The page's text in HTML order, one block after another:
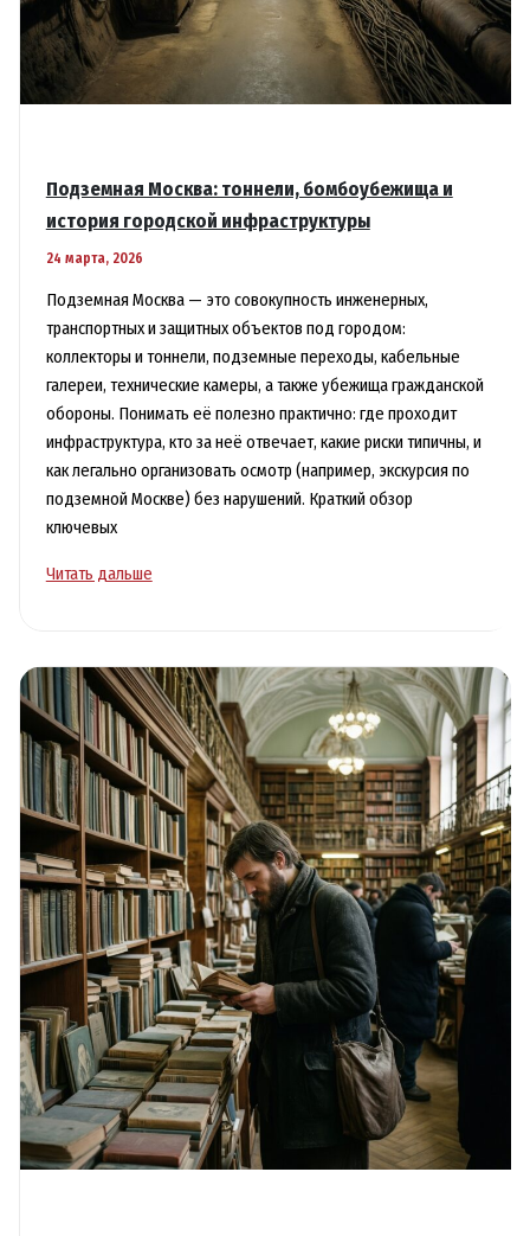
Подземная Москва: тоннели, бомбоубежища и
история городской инфраструктуры
24 марта, 2026
Подземная Москва — это совокупность инженерных,
транспортных и защитных объектов под городом:
коллекторы и тоннели, подземные переходы, кабельные
галереи, технические камеры, а также убежища гражданской
обороны. Понимать её полезно практично: где проходит
инфраструктура, кто за неё отвечает, какие риски типичны, и
как легально организовать осмотр (например, экскурсия по
подземной Москве) без нарушений. Краткий обзор
ключевых
Подземная
история
городской
инфраструктуры
Читать дальше